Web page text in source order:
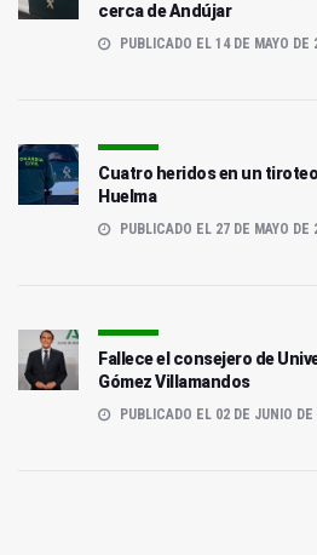
cerca de Andújar
PUBLICADO EL 14 DE MAYO DE
Cuatro heridos en un
Huelma
PUBLICADO EL 27 DE MAYO DE
Fallece el consejero de
Gómez Villamandos
PUBLICADO EL 02 DE JUNIO